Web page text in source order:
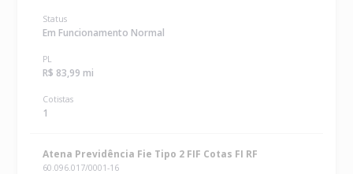
Status
Em Funcionamento Normal
PL
R$ 83,99 mi
Cotistas
1
Atena Previdência Fie Tipo 2 FIF Cotas FI RF
60.096.017/0001-16